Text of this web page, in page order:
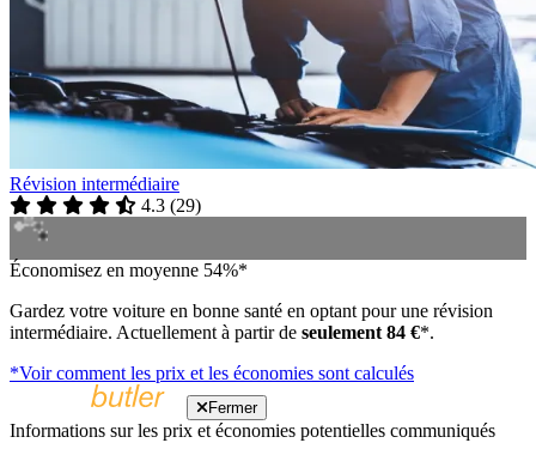
Révision intermédiaire
4.3 (29)
Économisez en moyenne 54%*
Gardez votre voiture en bonne santé en optant pour une révision
intermédiaire. Actuellement à partir de seulement 84 €*.
*Voir comment les prix et les économies sont calculés
Fermer
Informations sur les prix et économies potentielles communiqués